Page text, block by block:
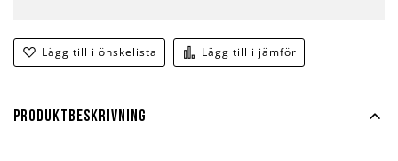
Lägg till i önskelista Lägg till i jämför
Produktbeskrivning